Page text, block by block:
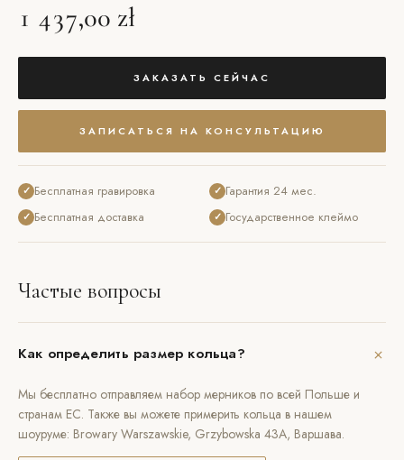
1 437,00 zł
ЗАКАЗАТЬ СЕЙЧАС
ЗАПИСАТЬСЯ НА КОНСУЛЬТАЦИЮ
✓ Бесплатная гравировка
✓ Бесплатная доставка
✓ Гарантия 24 мес.
✓ Государственное клеймо
Частые вопросы
Как определить размер кольца? +
Мы бесплатно отправляем набор мерников по всей Польше и
странам ЕС. Также вы можете примерить кольца в нашем
шоуруме: Browary Warszawskie, Grzybowska 43A, Варшава.